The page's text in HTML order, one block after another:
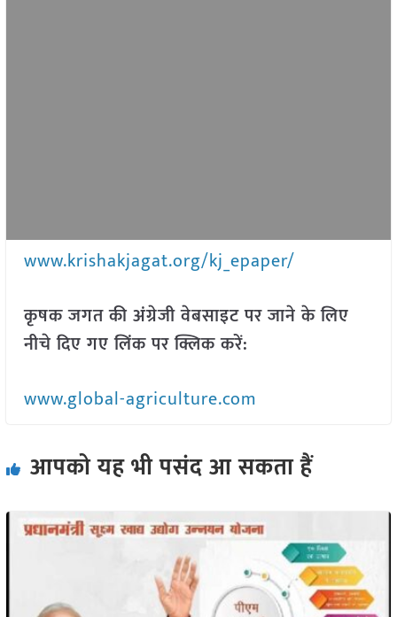
www.krishakjagat.org/kj_epaper/
कृषक जगत की अंग्रेजी वेबसाइट पर जाने के लिए
नीचे दिए गए लिंक पर क्लिक करें:
www.global-agriculture.com
आपको यह भी पसंद आ सकता हैं